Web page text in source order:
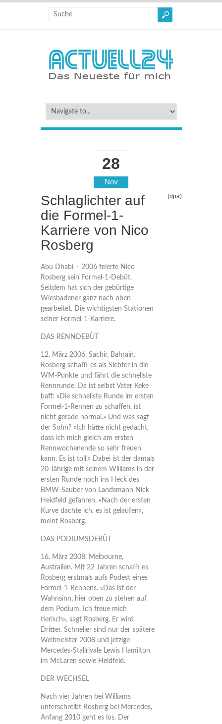
28
Nov
Schlaglichter auf
die Formel-1-
Karriere von Nico
Rosberg
(dpa)
Abu Dhabi – 2006 feierte Nico
Rosberg sein Formel-1-Debüt.
Seitdem hat sich der gebürtige
Wiesbadener ganz nach oben
gearbeitet. Die wichtigsten Stationen
seiner Formel-1-Karriere.
DAS RENNDEBÜT
12. März 2006, Sachir, Bahrain.
Rosberg schafft es als Siebter in die
WM-Punkte und fährt die schnellste
Rennrunde. Da ist selbst Vater Keke
baff: «Die schnellste Runde im ersten
Formel-1-Rennen zu schaffen, ist
nicht gerade normal.» Und was sagt
der Sohn? «Ich hätte nicht gedacht,
dass ich mich gleich am ersten
Rennwochenende so sehr freuen
kann. Es ist toll.» Dabei ist der damals
20-Jährige mit seinem Williams in der
ersten Runde noch ins Heck des
BMW-Sauber von Landsmann Nick
Heidfeld gefahren. «Nach der ersten
Kurve dachte ich, es ist gelaufen»,
meint Rosberg.
DAS PODIUMSDEBÜT
16. März 2008, Melbourne,
Australien. Mit 22 Jahren schafft es
Rosberg erstmals aufs Podest eines
Formel-1-Rennens. «Das ist der
Wahnsinn, hier oben zu stehen auf
dem Podium. Ich freue mich
tierisch», sagt Rosberg. Er wird
Dritter. Schneller sind nur der spätere
Weltmeister 2008 und jetzige
Mercedes-Stallrivale Lewis Hamilton
im McLaren sowie Heidfeld.
DER WECHSEL
Nach vier Jahren bei Williams
unterschreibt Rosberg bei Mercedes,
Anfang 2010 geht es los. Der